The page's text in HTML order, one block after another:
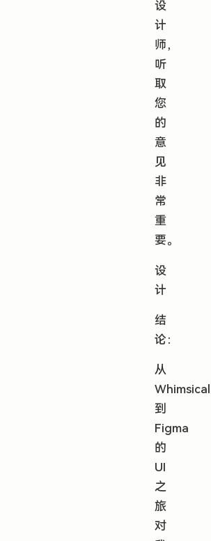
设
计
师，
听
取
您
的
意
见
非
常
重
要。
设
计
结
论：
从
Whimsical
到
Figma
的
UI
之
旅
对